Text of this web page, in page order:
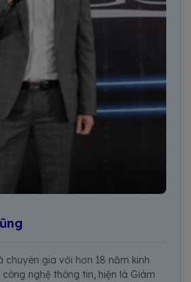
chuyên gia với hơn 18 năm kinh
nghệ thông tin, hiện là Giám